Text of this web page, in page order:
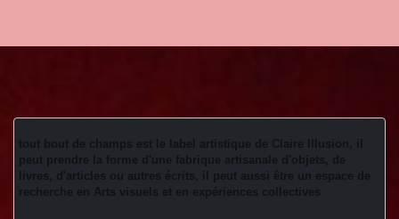
tout bout de champs est le label artistique de Claire Illusion, il
peut prendre la forme d'une fabrique artisanale d'objets, de
livres, d'articles ou autres écrits, il peut aussi être un espace de
recherche en Arts visuels et en expériences collectives